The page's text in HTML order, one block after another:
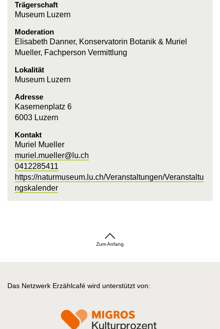
Trägerschaft
Museum Luzern
Moderation
Elisabeth Danner, Konservatorin Botanik & Muriel
Mueller, Fachperson Vermittlung
Lokalität
Museum Luzern
Adresse
Kasernenplatz 6
6003 Luzern
Kontakt
Muriel Mueller
muriel.mueller@lu.ch
0412285411
https://naturmuseum.lu.ch/Veranstaltungen/Veranstaltu
ngskalender
Zum Anfang
Das Netzwerk Erzählcafé wird unterstützt von: